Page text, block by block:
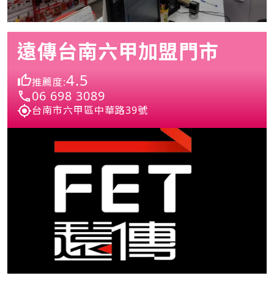
遠傳台南六甲加盟門市
推薦度:4.5
06 698 3089
台南市六甲區中華路39號